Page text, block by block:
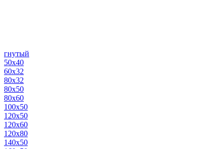
гнутый
50х40
60х32
80х32
80х50
80х60
100х50
120х50
120х60
120х80
140х50